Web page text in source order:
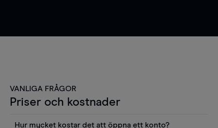
VANLIGA FRÅGOR
Priser och kostnader
Hur mycket kostar det att öppna ett konto?